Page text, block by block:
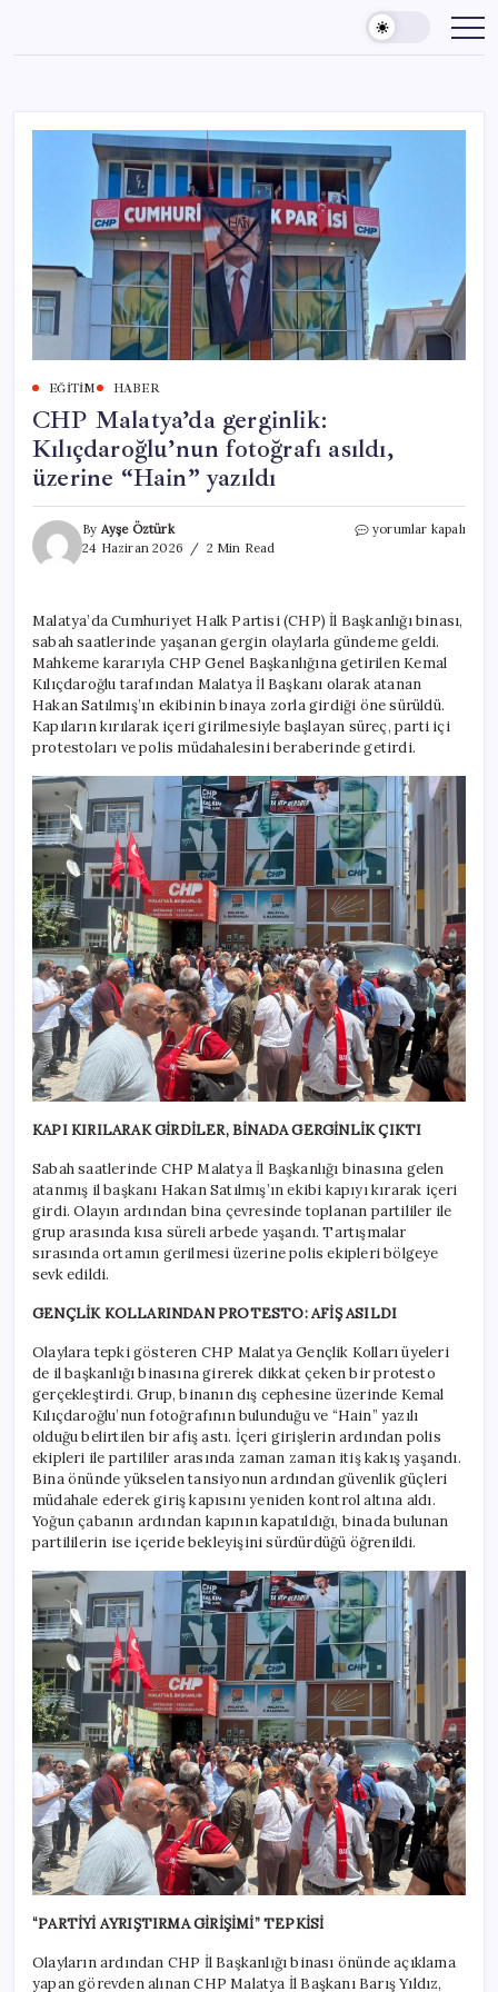
content
EĞITIM HABER
CHP Malatya’da gerginlik:
Kılıçdaroğlu’nun fotoğrafı asıldı,
üzerine “Hain” yazıldı
By Ayşe Öztürk
24 Haziran 2026
2 Min Read
CHP
asıldı,
üzerine
“Hain”
yazıldı
yorumlar kapalı
Malatya’da Cumhuriyet Halk Partisi (CHP) İl Başkanlığı binası,
sabah saatlerinde yaşanan gergin olaylarla gündeme geldi.
Mahkeme kararıyla CHP Genel Başkanlığına getirilen Kemal
Kılıçdaroğlu tarafından Malatya İl Başkanı olarak atanan
Hakan Satılmış’ın ekibinin binaya zorla girdiği öne sürüldü.
Kapıların kırılarak içeri girilmesiyle başlayan süreç, parti içi
protestoları ve polis müdahalesini beraberinde getirdi.
KAPI KIRILARAK GİRDİLER, BİNADA GERGİNLİK ÇIKTI
Sabah saatlerinde CHP Malatya İl Başkanlığı binasına gelen
atanmış il başkanı Hakan Satılmış’ın ekibi kapıyı kırarak içeri
girdi. Olayın ardından bina çevresinde toplanan partililer ile
grup arasında kısa süreli arbede yaşandı. Tartışmalar
sırasında ortamın gerilmesi üzerine polis ekipleri bölgeye
sevk edildi.
GENÇLİK KOLLARINDAN PROTESTO: AFİŞ ASILDI
Olaylara tepki gösteren CHP Malatya Gençlik Kolları üyeleri
de il başkanlığı binasına girerek dikkat çeken bir protesto
gerçekleştirdi. Grup, binanın dış cephesine üzerinde Kemal
Kılıçdaroğlu’nun fotoğrafının bulunduğu ve “Hain” yazılı
olduğu belirtilen bir afiş astı. İçeri girişlerin ardından polis
ekipleri ile partililer arasında zaman zaman itiş kakış yaşandı.
Bina önünde yükselen tansiyonun ardından güvenlik güçleri
müdahale ederek giriş kapısını yeniden kontrol altına aldı.
Yoğun çabanın ardından kapının kapatıldığı, binada bulunan
partililerin ise içeride bekleyişini sürdürdüğü öğrenildi.
“PARTİYİ AYRIŞTIRMA GİRİŞİMİ” TEPKİSİ
Olayların ardından CHP İl Başkanlığı binası önünde açıklama
yapan görevden alınan CHP Malatya İl Başkanı Barış Yıldız,